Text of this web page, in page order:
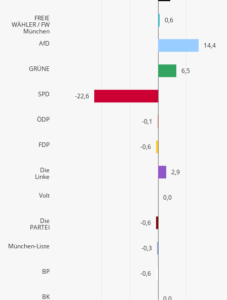
FREIE
WÄHLER / FW
München
AfD
GRÜNE
SPD
ÖDP
FDP
Die
Linke
Volt
Die
PARTEI
München-Liste
BP
BK
0,6
14,4
6,5
-22,6
-0,1
-0,6
2,9
0,0
-0,6
-0,3
-0,6